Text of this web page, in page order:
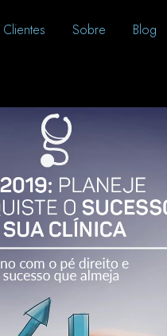
Clientes Sobre Blog